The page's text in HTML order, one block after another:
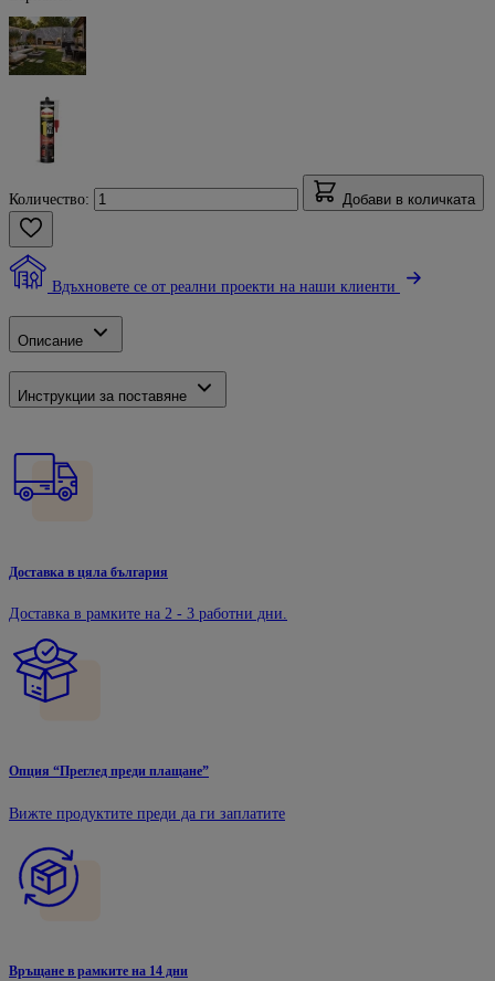
Количество: Добави в количката
Вдъхновете се от реални проекти на наши клиенти
Описание
Инструкции за поставяне
Доставка в цяла българия
Доставка в рамките на 2 - 3 работни дни.
Опция “Преглед преди плащане”
Вижте продуктите преди да ги заплатите
Връщане в рамките на 14 дни